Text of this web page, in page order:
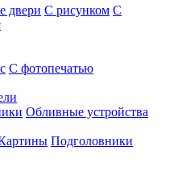
двери С рисунком С
С фотопечатью
Обливные устройства
Подголовники